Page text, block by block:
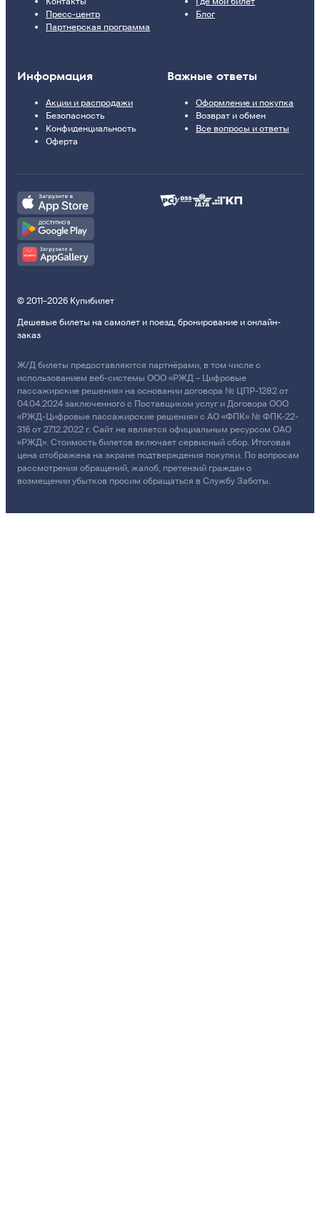
Пресс-центр
Партнерская программа
Блог
Информация
Акции и распродажи
Безопасность
Конфиденциальность
Оферта
Важные ответы
Оформление и покупка
Возврат и обмен
Все вопросы и ответы
© 2011–2026 Купибилет
Дешевые билеты на самолет и поезд, бронирование и онлайн-
заказ
Ж/Д билеты предоставляются партнёрами, в том числе с
использованием веб-системы ООО «РЖД – Цифровые
пассажирские решения» на основании договора № ЦПР-1282 от
04.04.2024 заключенного с Поставщиком услуг и Договора ООО
«РЖД-Цифровые пассажирские решения» с АО «ФПК» № ФПК-22-
316 от 27.12.2022 г. Сайт не является официальным ресурсом ОАО
«РЖД». Стоимость билетов включает сервисный сбор. Итоговая
цена отображена на экране подтверждения покупки. По вопросам
рассмотрения обращений, жалоб, претензий граждан о
возмещении убытков просим обращаться в Службу Заботы.